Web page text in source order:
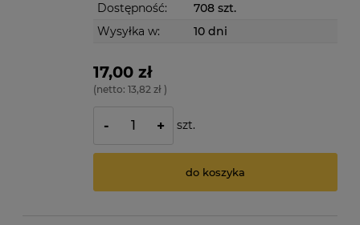
Dostępność:
708 szt.
Wysyłka w:
10 dni
17,00 zł
(netto:13,82 zł )
- + szt.
do koszyka